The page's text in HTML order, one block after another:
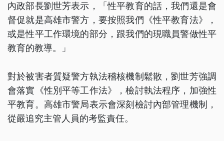
內政部長劉世芳表示，「性平教育的話，我們還是會
督促就是高雄市警方，要按照我們《性平教育法》，
或是性平工作環境的部分，跟我們的現職員警做性平
教育的教導。」
對於被害者質疑警方執法稽核機制鬆散，劉世芳強調
會落實《性別平等工作法》，檢討執法程序，加強性
平教育。高雄市警局表示會深刻檢討內部管理機制，
從嚴追究主管人員的考監責任。